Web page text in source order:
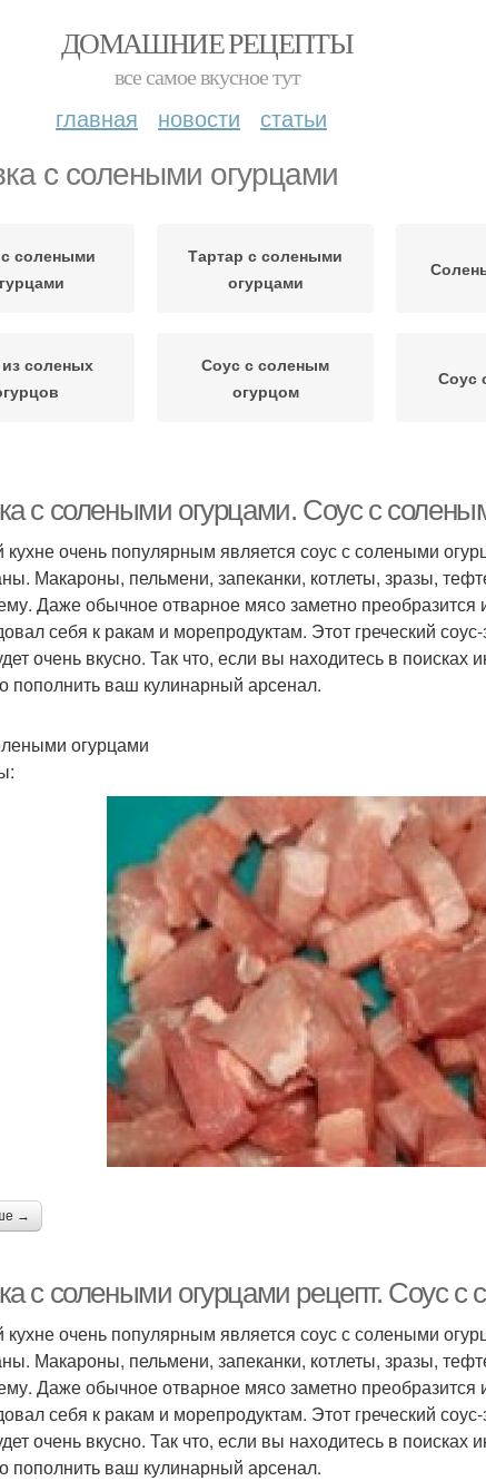
ДОМАШНИЕ РЕЦЕПТЫ
все самое вкусное тут
главная новости статьи
с солеными огурцами
солеными
Тартар с солеными
огурцами
соленых
Соус с соленым
огурцом
Соус
с солеными огурцами. Соус с
кухне очень популярным является соус с солеными
Макароны, пельмени, запеканки, котлеты, зразы,
Даже обычное отварное мясо заметно преобразится
себя к ракам и морепродуктам. Этот греческий
очень вкусно. Так что, если вы находитесь в
пополнить ваш кулинарный арсенал.
огурцами
→
с солеными огурцами рецепт. Соус с
кухне очень популярным является соус с солеными
Макароны, пельмени, запеканки, котлеты, зразы,
Даже обычное отварное мясо заметно преобразится
себя к ракам и морепродуктам. Этот греческий
очень вкусно. Так что, если вы находитесь в
пополнить ваш кулинарный арсенал.